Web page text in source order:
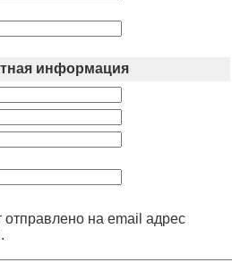
информация
на email адрес